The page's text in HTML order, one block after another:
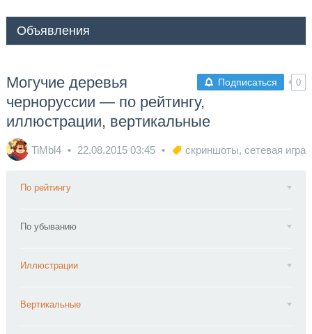
Объявления
Подписаться 0
Могучие деревья
черноруссии — по рейтингу,
иллюстрации, вертикальные
TiMbl4 22.08.2015 03:45 скриншоты, сетевая игра
По рейтингу
По убыванию
Иллюстрации
Вертикальные